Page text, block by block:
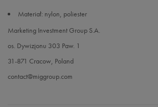
Materiał: nylon, poliester
Marketing Investment Group S.A.
os. Dywizjonu 303 Paw. 1
31-871 Cracow, Poland
contact@miggroup.com